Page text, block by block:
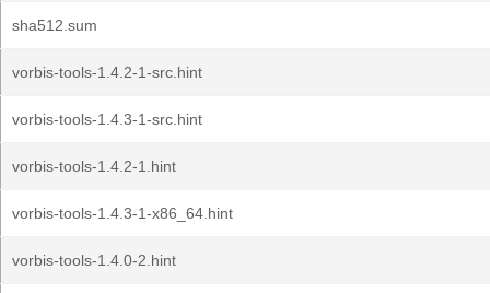
sha512.sum
vorbis-tools-1.4.2-1-src.hint
vorbis-tools-1.4.3-1-src.hint
vorbis-tools-1.4.2-1.hint
vorbis-tools-1.4.3-1-x86_64.hint
vorbis-tools-1.4.0-2.hint